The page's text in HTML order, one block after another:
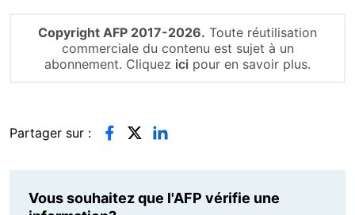
Copyright AFP 2017-2026. Toute réutilisation
commerciale du contenu est sujet à un
abonnement. Cliquez ici pour en savoir plus.
Partager sur :
Vous souhaitez que l'AFP vérifie une